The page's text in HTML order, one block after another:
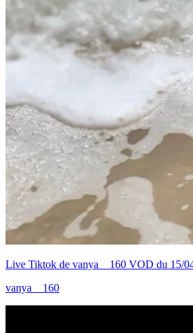
Live Tiktok de vanya__160 VOD du 15/
vanya__160